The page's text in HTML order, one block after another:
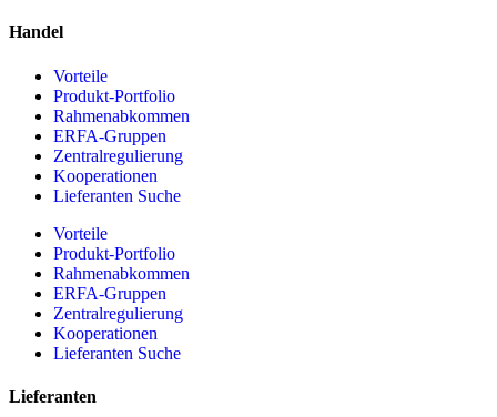
Handel
Vorteile
Produkt-Portfolio
Rahmenabkommen
ERFA-Gruppen
Zentralregulierung
Kooperationen
Lieferanten Suche
Vorteile
Produkt-Portfolio
Rahmenabkommen
ERFA-Gruppen
Zentralregulierung
Kooperationen
Lieferanten Suche
Lieferanten